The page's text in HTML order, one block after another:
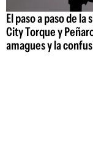
El paso a paso de
City Torque y
amagues y la